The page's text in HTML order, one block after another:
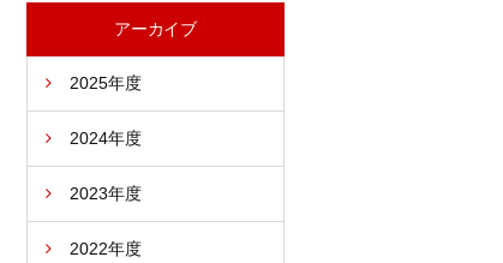
アーカイブ
2025年度
2024年度
2023年度
2022年度